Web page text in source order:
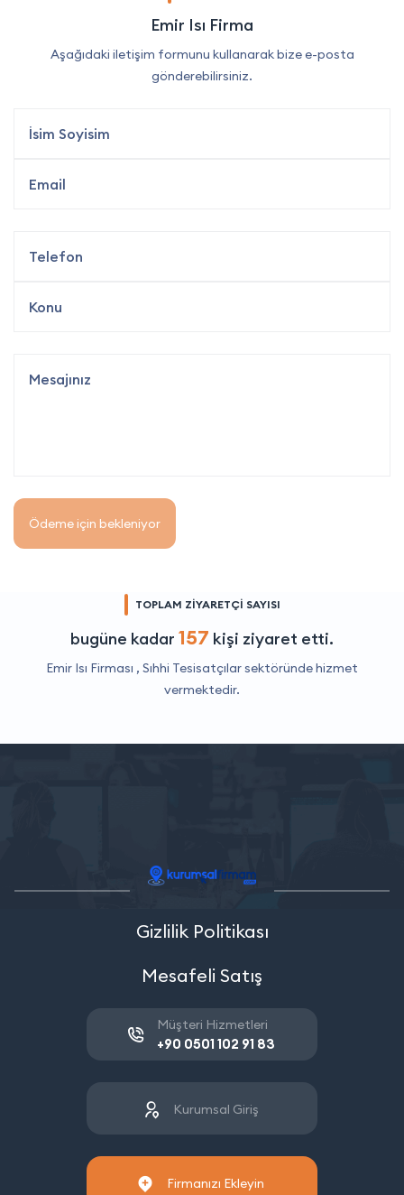
Emir Isı Firma
Aşağıdaki iletişim formunu kullanarak bize e-posta
gönderebilirsiniz.
Ödeme için bekleniyor
TOPLAM ZİYARETÇİ SAYISI
bugüne kadar 157 kişi ziyaret etti.
Emir Isı Firması , Sıhhi Tesisatçılarsektöründe hizmet
vermektedir.
Gizlilik Politikası
Mesafeli Satış
Müşteri Hizmetleri
+90 0501 102 91 83
Kurumsal Giriş
Firmanızı Ekleyin